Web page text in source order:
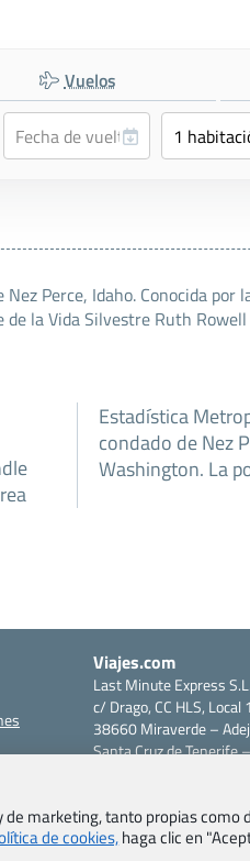
Vuelos
Perce, Idaho. Conocida
la Vida Silvestre Ruth
Estadística
condado de Nez
Washington. La
Viajes.com
Last Minute Express
c/ Drago, CC HLS, Local
38660 Miraverde –
Santa Cruz de Tenerife
marketing, tanto propias como
de cookies,haga clic en